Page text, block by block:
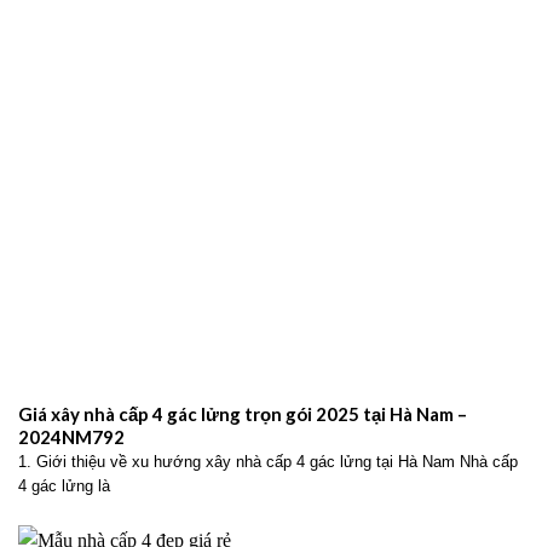
Giá xây nhà cấp 4 gác lửng trọn gói 2025 tại Hà Nam –
2024NM792
1. Giới thiệu về xu hướng xây nhà cấp 4 gác lửng tại Hà Nam Nhà cấp
4 gác lửng là